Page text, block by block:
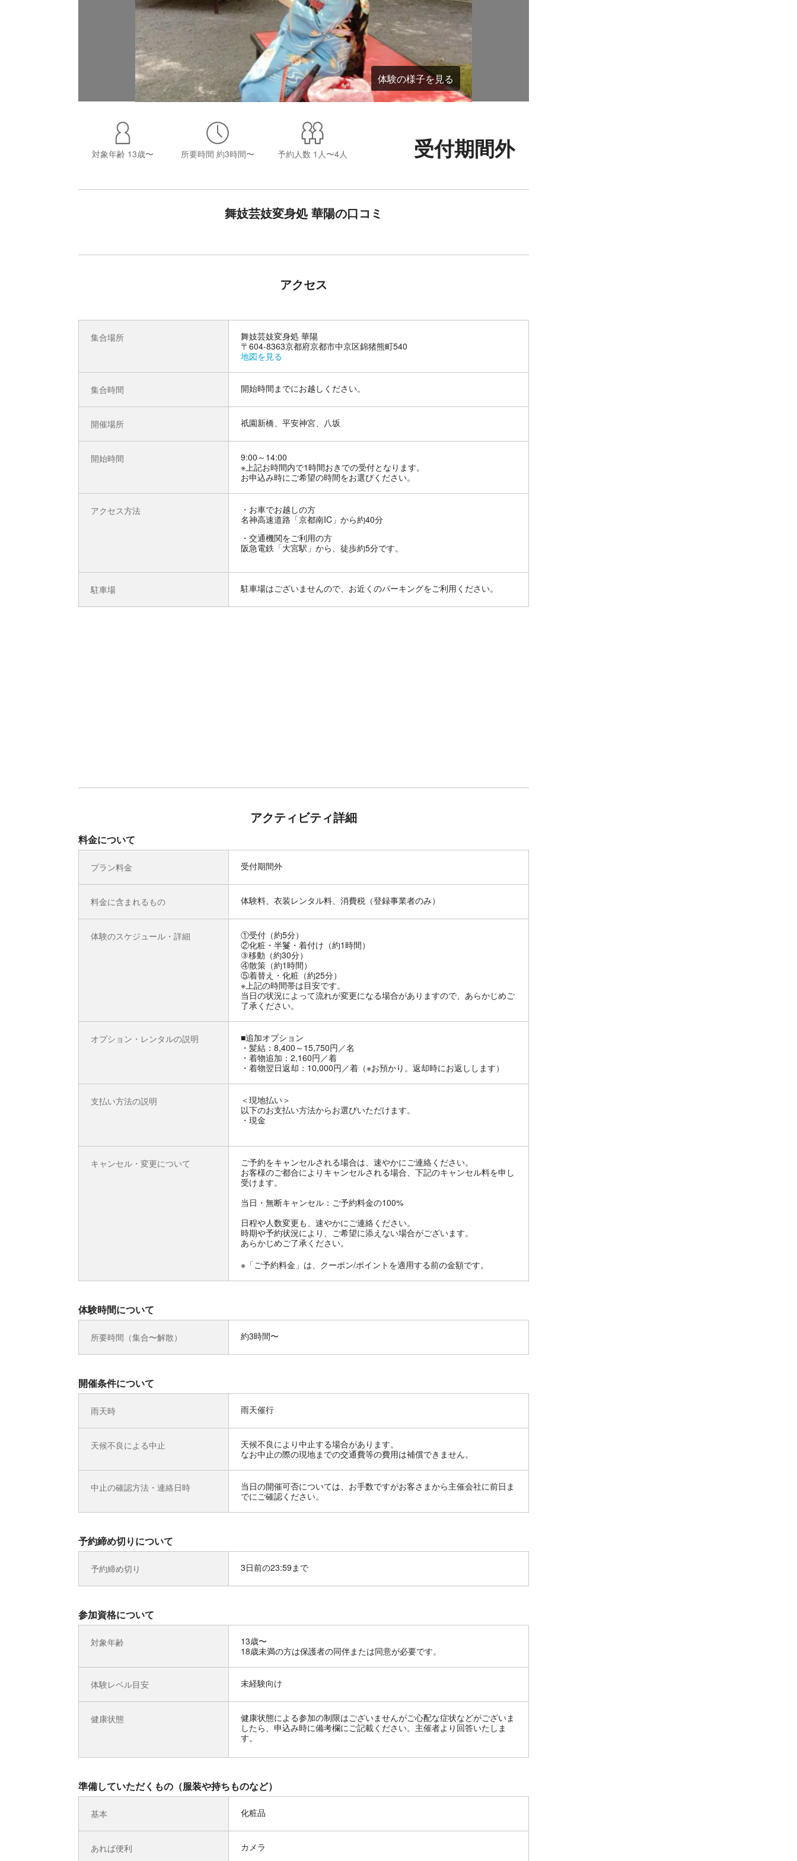
体験の様子を見る
対象年齢 13歳〜 所要時間 約3時間〜 予約人数 1人〜4人 受付期間外
舞妓芸妓変身処 華陽の口コミ
アクセス
集合場所
舞妓芸妓変身処 華陽
〒604-8363京都府京都市中京区錦猪熊町540
地図を見る
集合時間 開始時間までにお越しください。
開催場所 祇園新橋、平安神宮、八坂
開始時間
9:00～14:00
※上記お時間内で1時間おきでの受付となります。
お申込み時にご希望の時間をお選びください。
アクセス方法
お車でお越しの方
名神高速道路「京都南IC」から約40分
交通機関をご利用の方
阪急電鉄「大宮駅」から、徒歩約5分です。
駐車場 駐車場はございませんので、お近くのパーキングをご利用ください。
アクティビティ詳細
料金について
プラン料金 受付期間外
料金に含まれるもの 体験料、衣装レンタル料、消費税（登録事業者のみ）
体験のスケジュール・詳細
①受付（約5分）
②化粧・半鬘・着付け（約1時間）
③移動（約30分）
④散策（約1時間）
⑤着替え・化粧（約25分）
※上記の時間帯は目安です。
当日の状況によって流れが変更になる場合がありますので、あらかじめご
了承ください。
オプション・レンタルの説明
■追加オプション
・髪結：8,400～15,750円／名
・着物追加：2,160円／着
・着物翌日返却：10,000円／着（※お預かり。返却時にお返しします）
支払い方法の説明
＜現地払い＞
以下のお支払い方法からお選びいただけます。
・現金
キャンセル・変更について
ご予約をキャンセルされる場合は、速やかにご連絡ください。
お客様のご都合によりキャンセルされる場合、下記のキャンセル料を申し
受けます。
当日・無断キャンセル：ご予約料金の100%
日程や人数変更も、速やかにご連絡ください。
時期や予約状況により、ご希望に添えない場合がございます。
あらかじめご了承ください。
※「ご予約料金」は、クーポン/ポイントを適用する前の金額です。
体験時間について
所要時間（集合〜解散） 約3時間〜
開催条件について
雨天時 雨天催行
天候不良による中止
天候不良により中止する場合があります。
なお中止の際の現地までの交通費等の費用は補償できません。
中止の確認方法・連絡日時
当日の開催可否については、お手数ですがお客さまから主催会社に前日ま
でにご確認ください。
予約締め切りについて
予約締め切り 3日前の23:59まで
参加資格について
対象年齢
13歳〜
18歳未満の方は保護者の同伴または同意が必要です。
体験レベル目安 未経験向け
健康状態
健康状態による参加の制限はございませんがご心配な症状などがございま
したら、申込み時に備考欄にご記載ください。主催者より回答いたしま
す。
準備していただくもの（服装や持ちものなど）
基本 化粧品
あれば便利 カメラ